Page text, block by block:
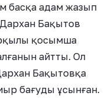
басқа адам жазып
Бақытов
қосымша
айтты. Ол
Бақытовқа
бағуды ұсынған.